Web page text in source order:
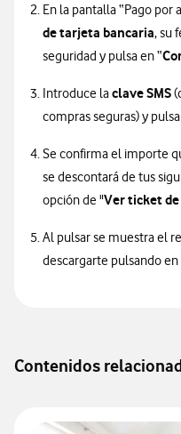
En la pantalla “Pago
de tarjeta bancaria, su
seguridad y pulsa en “
Introduce laclave SMS
compras seguras) y pulsa
Se confirma el importe
se descontará de tus
opción de "Ver ticket de
Al pulsar se muestra el
descargarte pulsando en
Contenidos